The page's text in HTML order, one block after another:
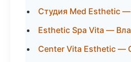
Студия Med Esthetic
Esthetic Spa Vita —
Center Vita Esthetic —